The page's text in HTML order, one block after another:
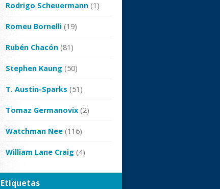
Rodrigo Scheuermann (1)
Romeu Bornelli (19)
Rubén Chacón (81)
Stephen Kaung (50)
T. Austin-Sparks (51)
Tomaz Germanovix (2)
Watchman Nee (116)
William Lane Craig (4)
Etiquetas